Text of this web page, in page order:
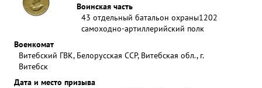
Воинская часть
43 отдельный батальон охраны1202
самоходно-артиллерийский полк
Военкомат
Витебский ГВК, Белорусская ССР, Витебская обл., г.
Витебск
Дата и место призыва